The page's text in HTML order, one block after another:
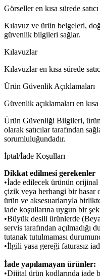
Görseller en kısa sürede
Kılavuz ve ürün belgeleri,
güvenlik bilgileri sağlar.
Kılavuzlar
Kılavuzlar en kısa sürede
Ürün Güvenlik Açıklamaları
Güvenlik açıklamaları en
Ürün Güvenliği Bilgileri,
olarak satıcılar tarafından
sorumluluğundadır.
İptal/İade Koşulları
Dikkat edilmesi gerekenler
•İade edilecek ürünün orijinal
çizik veya herhangi bir hasar
ürün ve aksesuarlarıyla
iade koşullarına uygun bir
•Büyük desili ürünlerde
servis tarafından açılmadığı
tutanak tutulmaması
•İlgili yasa gereği faturasız
İade yapılamayan ürünler:
•Dijital ürün kodlarında iade